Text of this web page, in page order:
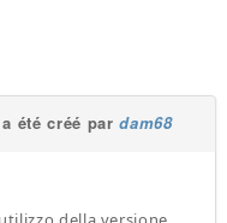
a été créé pardam68